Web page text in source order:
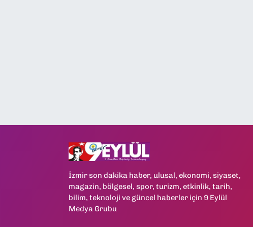
İzmir son dakika haber, ulusal, ekonomi, siyaset,
magazin, bölgesel, spor, turizm, etkinlik, tarih,
bilim, teknoloji ve güncel haberler için 9 Eylül
Medya Grubu